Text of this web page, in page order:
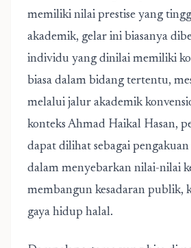
memiliki nilai prestise yang
akademik, gelar ini biasanya
individu yang dinilai memiliki
biasa dalam bidang tertentu,
melalui jalur akademik
konteks Ahmad Haikal Hasan,
dapat dilihat sebagai
dalam menyebarkan nilai-nilai
membangun kesadaran publik,
gaya hidup halal.